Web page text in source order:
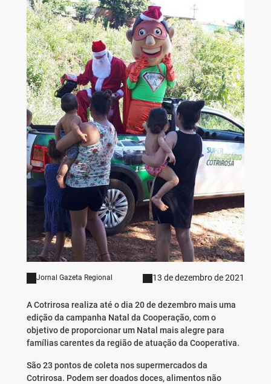
Jornal Gazeta Regional 13 de dezembro de 2021
A Cotrirosa realiza até o dia 20 de dezembro mais uma
edição da campanha Natal da Cooperação, com o
objetivo de proporcionar um Natal mais alegre para
famílias carentes da região de atuação da Cooperativa.
São 23 pontos de coleta nos supermercados da
Cotrirosa. Podem ser doados doces, alimentos não